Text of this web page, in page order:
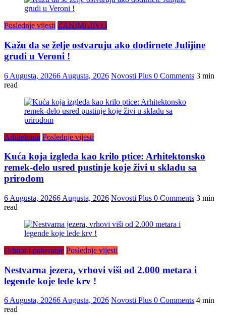
Poslednje vijesti ZANIMLJIVO
Kažu da se želje ostvaruju ako dodirnete Julijine
grudi u Veroni !
6 Augusta, 20266 Augusta, 2026 Novosti Plus 0 Comments 3 min
read
Arhitektura Poslednje vijesti
Kuća koja izgleda kao krilo ptice: Arhitektonsko
remek-delo usred pustinje koje živi u skladu sa
prirodom
6 Augusta, 20266 Augusta, 2026 Novosti Plus 0 Comments 3 min
read
Odmor i putovanje Poslednje vijesti
Nestvarna jezera, vrhovi viši od 2.000 metara i
legende koje lede krv !
6 Augusta, 20266 Augusta, 2026 Novosti Plus 0 Comments 4 min
read